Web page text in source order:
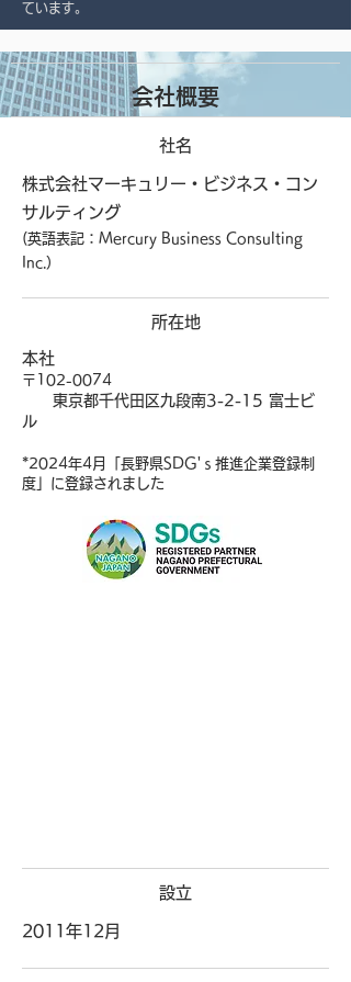
ています。
​会社概要
​社名
株式会社マーキュリー・ビジネス・コン
サルティング
(英語表記：Mercury Business Consulting
Inc.）
​所在地
本社
〒102-0074
東京都千代田区九段南3-2-15 富士ビ
ル
*2024年4月「長野県SDG'ｓ推進企業登録制
度」に登録されました
​設立
2011年12月